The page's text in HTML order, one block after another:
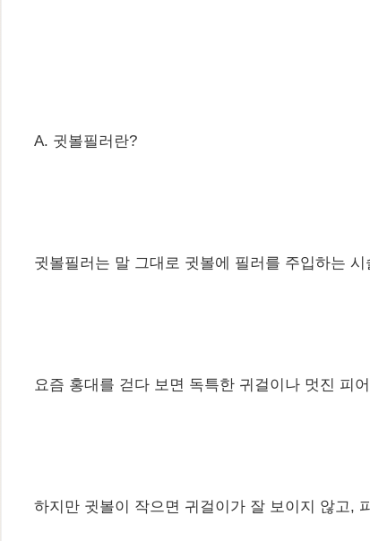
A. 귓볼필러란?
귓볼필러는 말 그대로 귓볼에 필러를 주입하는
요즘 홍대를 걷다 보면 독특한 귀걸이나 멋진 피
하지만 귓볼이 작으면 귀걸이가 잘 보이지 않고,